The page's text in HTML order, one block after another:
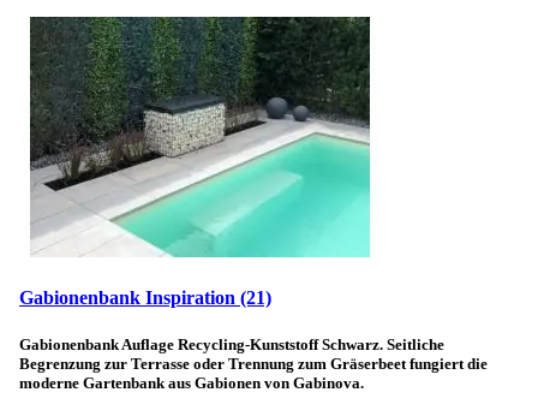
Gabionenbank Inspiration (21)
Gabionenbank Auflage Recycling-Kunststoff Schwarz. Seitliche
Begrenzung zur Terrasse oder Trennung zum Gräserbeet fungiert die
moderne Gartenbank aus Gabionen von Gabinova.